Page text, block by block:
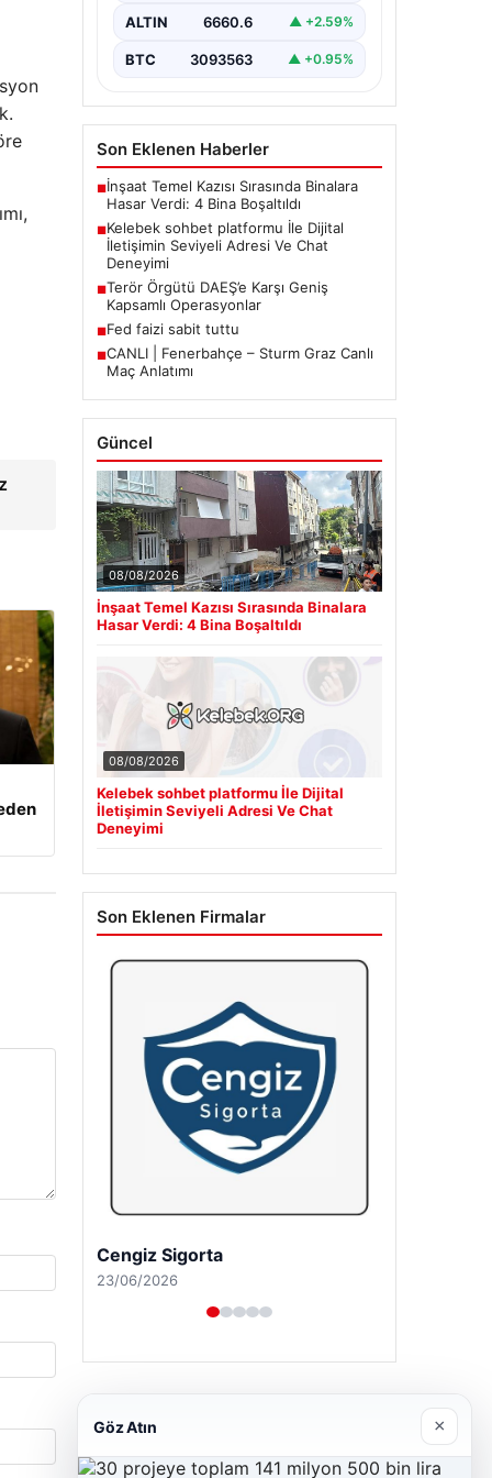
bir biçimde iletişim sağlaması ciddi
Halen pek…
ALTIN 6660.6 ▲ +2.59%
BTC 3093563 ▲ +0.95%
Son Eklenen Haberler
■İnşaat Temel Kazısı Sırasında Binalara
Hasar Verdi: 4 Bina Boşaltıldı
■Kelebek sohbet platformu İle Dijital
İletişimin Seviyeli Adresi Ve Chat
Deneyimi
■Terör Örgütü DAEŞ’e Karşı Geniş
Kapsamlı Operasyonlar
■Fed faizi sabit tuttu
■CANLI | Fenerbahçe – Sturm Graz Canlı
Maç Anlatımı
Güncel
08/08/2026
İnşaat Temel Kazısı Sırasında Binalara
Hasar Verdi: 4 Bina Boşaltıldı
08/08/2026
Kelebek sohbet platformu İle Dijital
İletişimin Seviyeli Adresi Ve Chat
Deneyimi
Son Eklenen Firmalar
Cengiz Sigorta
23/06/2026
Göz Atın ×